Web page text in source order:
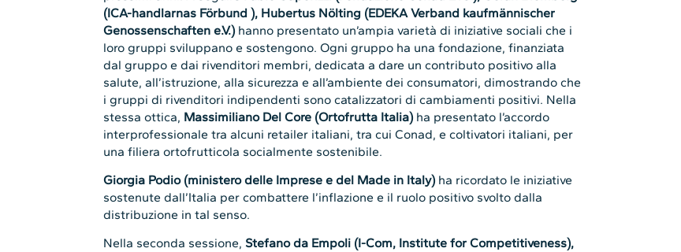
(ICA-handlarnas Förbund ), Hubertus Nölting (EDEKA Verband kaufmännischer
Genossenschaften e.V.)hanno presentato un’ampia varietà di iniziative sociali che i
loro gruppi sviluppano e sostengono. Ogni gruppo ha una fondazione, finanziata
dal gruppo e dai rivenditori membri, dedicata a dare un contributo positivo alla
salute, all’istruzione, alla sicurezza e all’ambiente dei consumatori, dimostrando che
i gruppi di rivenditori indipendenti sono catalizzatori di cambiamenti positivi. Nella
stessa ottica, Massimiliano Del Core (Ortofrutta Italia)ha presentato l’accordo
interprofessionale tra alcuni retailer italiani, tra cui Conad, e coltivatori italiani, per
una filiera ortofrutticola socialmente sostenibile.
Giorgia Podio (ministero delle Imprese e del Made in Italy)ha ricordato le iniziative
sostenute dall’Italia per combattere l’inflazione e il ruolo positivo svolto dalla
distribuzione in tal senso.
Nella seconda sessione, Stefano da Empoli (I-Com, Institute for Competitiveness),